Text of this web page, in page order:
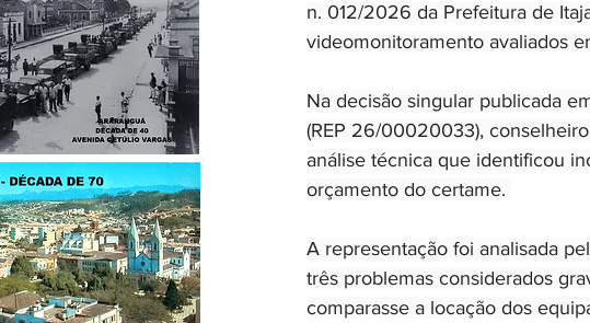
n. 012/2026 da Prefeitura de
videomonitoramento avaliados
Na decisão singular publicada
(REP 26/00020033), conselheiro
análise técnica que identificou
orçamento do certame.
A representação foi analisada
três problemas considerados
comparasse a locação dos